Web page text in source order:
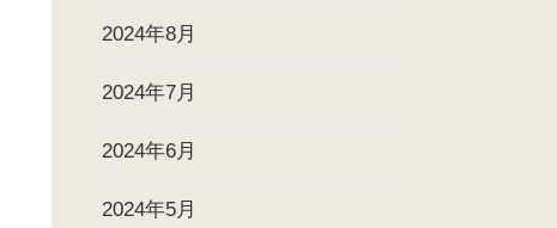
2024年8月
2024年7月
2024年6月
2024年5月